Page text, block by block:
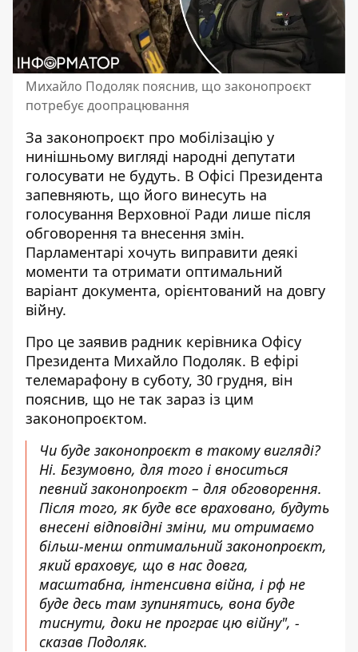
Михайло Подоляк пояснив, що законопроєкт
потребує доопрацювання
За законопроєкт про мобілізацію у
нинішньому вигляді народні депутати
голосувати не будуть. В Офісі Президента
запевняють, що його винесуть на
голосування Верховної Ради лише після
обговорення та внесення змін.
Парламентарі хочуть виправити деякі
моменти та отримати оптимальний
варіант документа, орієнтований на довгу
війну.
Про це заявив радник керівника Офісу
Президента Михайло Подоляк. В ефірі
телемарафону в суботу, 30 грудня, він
пояснив, що не так зараз із цим
законопроєктом.
Чи буде законопроєкт в такому вигляді?
Ні. Безумовно, для того і вноситься
певний законопроєкт – для обговорення.
Після того, як буде все враховано, будуть
внесені відповідні зміни, ми отримаємо
більш-менш оптимальний законопроєкт,
який враховує, що в нас довга,
масштабна, інтенсивна війна, і рф не
буде десь там зупинятись, вона буде
тиснути, доки не програє цю війну", -
сказав Подоляк.